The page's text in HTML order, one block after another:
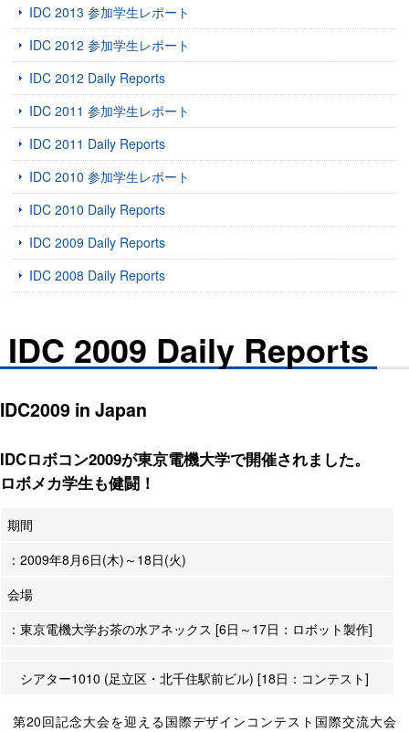
IDC 2013 参加学生レポート
IDC 2012 参加学生レポート
IDC 2012 Daily Reports
IDC 2011 参加学生レポート
IDC 2011 Daily Reports
IDC 2010 参加学生レポート
IDC 2010 Daily Reports
IDC 2009 Daily Reports
IDC 2008 Daily Reports
IDC 2009 Daily Reports
IDC2009 in Japan
IDCロボコン2009が東京電機大学で開催されました。
ロボメカ学生も健闘！
期間
：2009年8月6日(木)～18日(火)
会場
：東京電機大学お茶の水アネックス [6日～17日：ロボット製作]
シアター1010 (足立区・北千住駅前ビル) [18日：コンテスト]
第20回記念大会を迎える国際デザインコンテスト国際交流大会